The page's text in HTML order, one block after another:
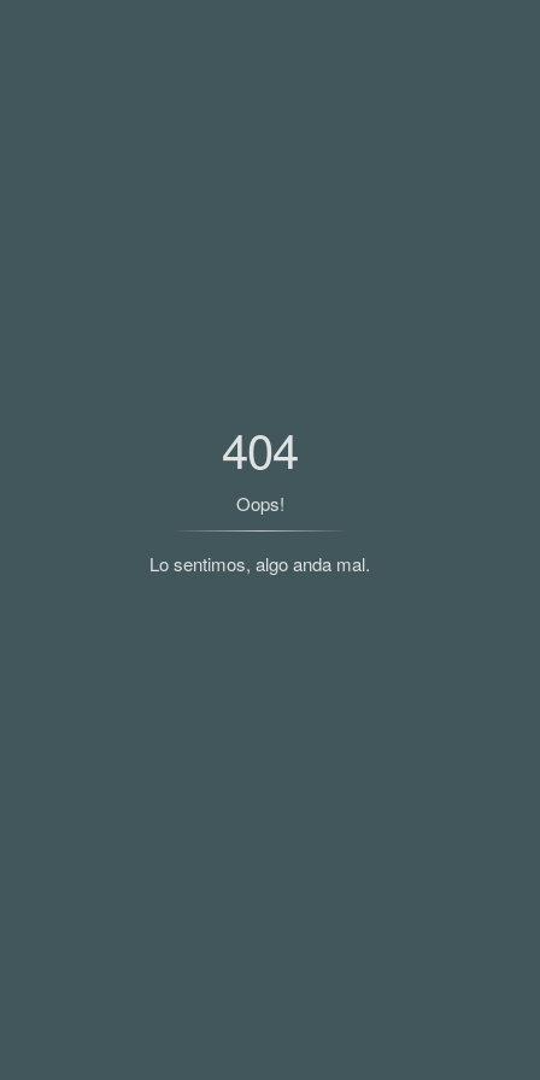
404
Oops!
Lo sentimos, algo anda mal.